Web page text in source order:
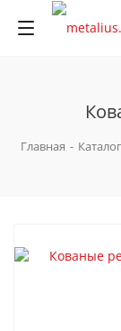
Главная - Каталог